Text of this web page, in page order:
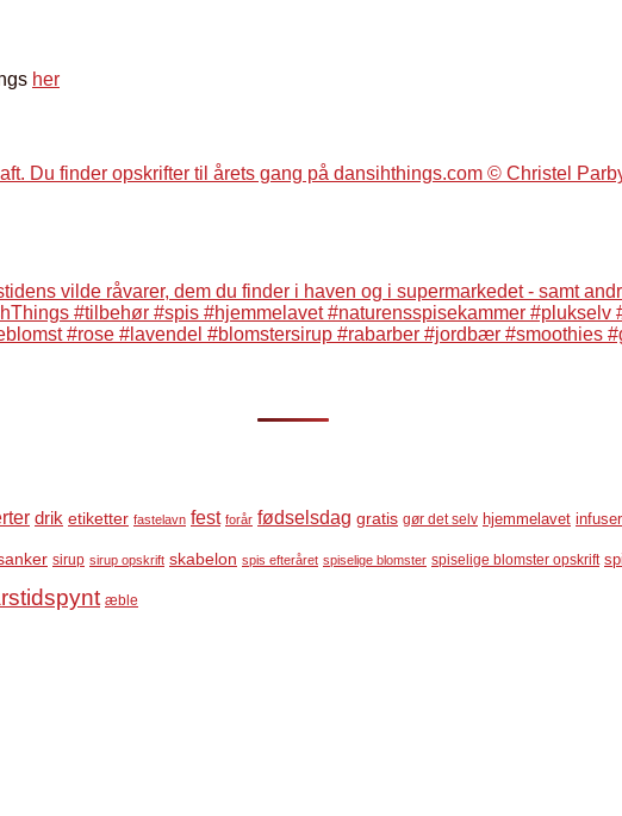
her
drik etiketter fastelavn fest forår fødselsdag gratis gør det selv hjemmelavet
sirup sirup opskrift skabelon spis efteråret spiselige blomster spiselige blomster opskrift
æble